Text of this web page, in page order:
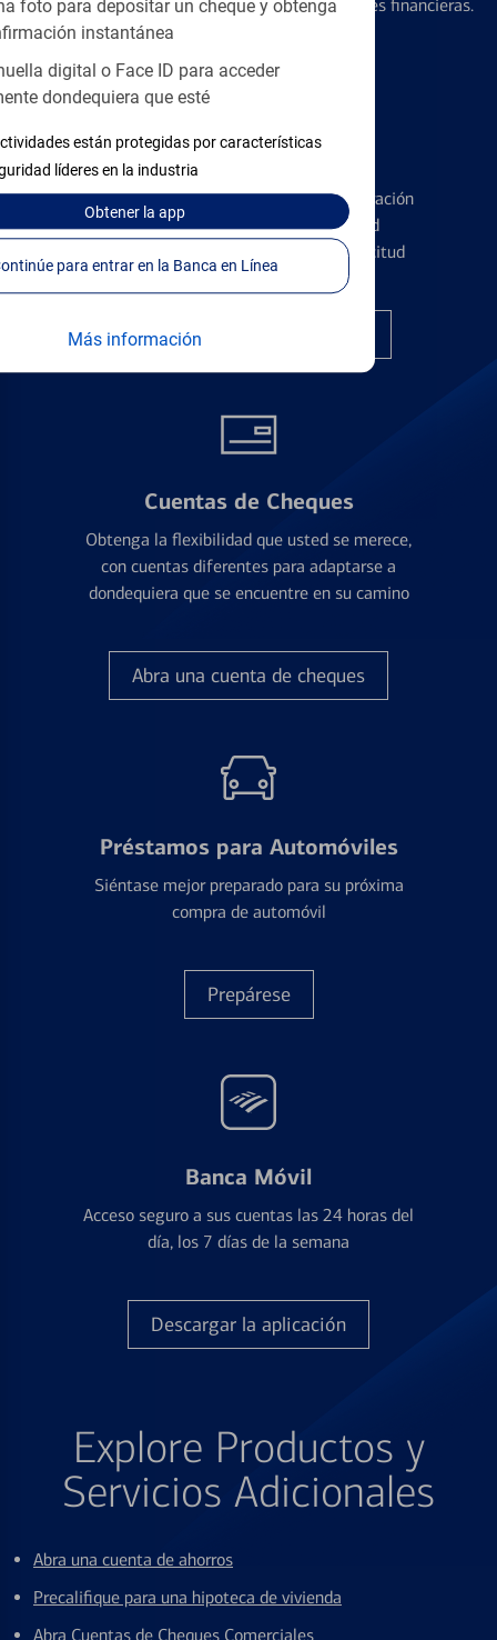
foto para depositar un cheque y obtenga
instantánea
digital o Face ID para acceder
dondequiera que esté
están protegidas por características
líderes en la industria
Obtenerla app
Continúe para entrar en la Banca en Línea
Más información
diseñados para ayudar con todas sus necesidades financieras.
Tarjetas de Crédito
Conozca los pormenores de la administración
de tarjetas de crédito y la identidad
financiera antes de presentar una solicitud
Encuentre la tarjeta correcta
Cuentas de Cheques
Obtenga la flexibilidad que usted se merece,
con cuentas diferentes para adaptarse a
dondequiera que se encuentre en su camino
Abra una cuenta de cheques
Préstamos para Automóviles
Siéntase mejor preparado para su próxima
compra de automóvil
Prepárese
Banca Móvil
Acceso seguro a sus cuentas las 24 horas del
día, los 7 días de la semana
Descargar la aplicación
Explore Productos y
Servicios Adicionales
Abra una cuenta de ahorros
Precalifique para una hipoteca de vivienda
Abra Cuentas de Cheques Comerciales